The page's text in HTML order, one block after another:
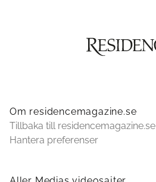
Om residencemagazine.se
Tillbaka till residencemagazine.se
Hantera preferenser